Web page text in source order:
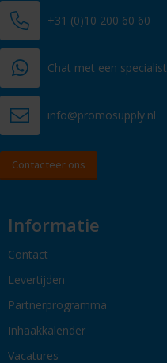
+31 (0)10 200 60 60
Chat met een specialist
info@promosupply.nl
Contacteer ons
Informatie
Contact
Levertijden
Partnerprogramma
Inhaakkalender
Vacatures